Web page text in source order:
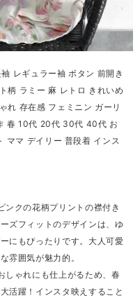
レギュラー袖 ボタン 前開き
柄 ラミー 麻 レトロ きれいめ
れ 存在感 フェミニン ガーリ
春 10代 20代 30代 40代 お
ママ デイリー 普段着 インス
ンクの花柄プリントの襟付き
ズフィットのデザインは、ゆ
にもぴったりです。大人可愛
雰囲気が魅力的。
しゃれにも仕上がるため、春
活躍！インスタ映えすること